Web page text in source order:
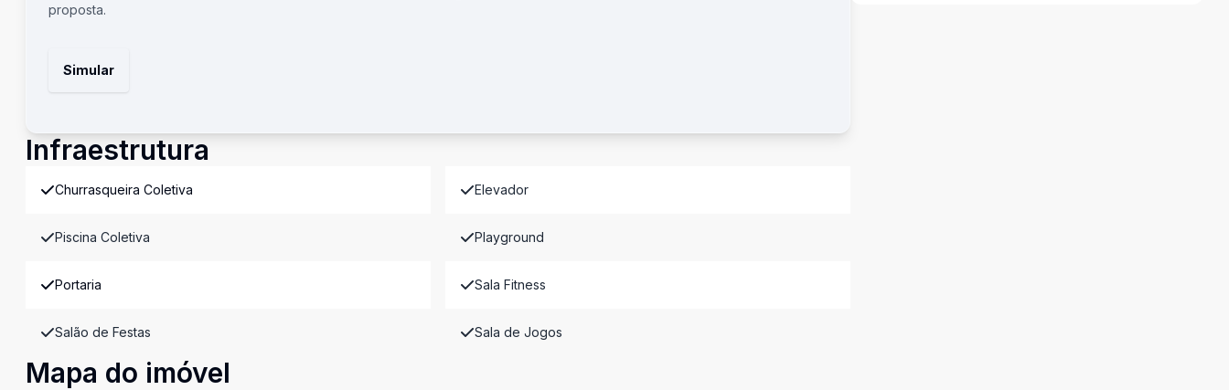
proposta.
Simular
Infraestrutura
Churrasqueira Coletiva Elevador
Piscina Coletiva Playground
Portaria Sala Fitness
Salão de Festas Sala de Jogos
Mapa do imóvel